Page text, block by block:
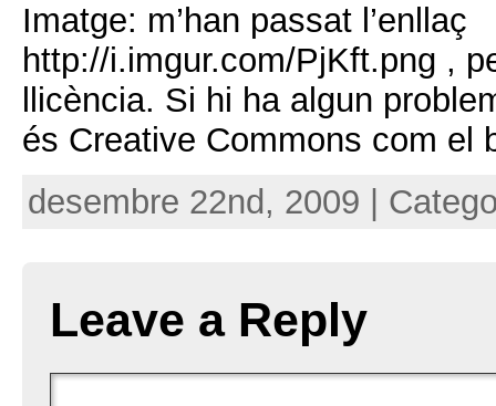
Imatge: m’han passat l’enllaç
http://i.imgur.com/PjKft.png ,
llicència. Si hi ha algun
és Creative Commons com el
desembre 22nd, 2009 |
Leave a Reply